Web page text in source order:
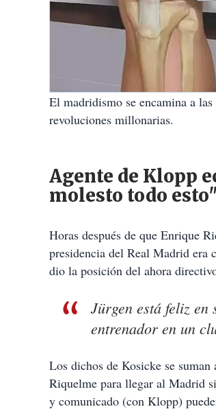
El madridismo se encamina a
revoluciones millonarias.
Agente de Klopp
molesto todo
Horas después de que Enrique
presidencia del Real Madrid era
dio la posición del ahora
Jürgen está feliz
entrenador en un
Los dichos de Kosicke se
Riquelme para llegar al Madrid
y comunicado (con Klopp)